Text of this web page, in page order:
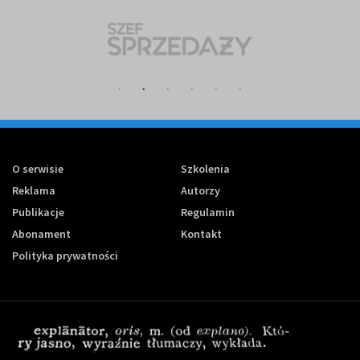
O serwisie
Szkolenia
Reklama
Autorzy
Publikacje
Regulamin
Abonament
Kontakt
Polityka prywatności